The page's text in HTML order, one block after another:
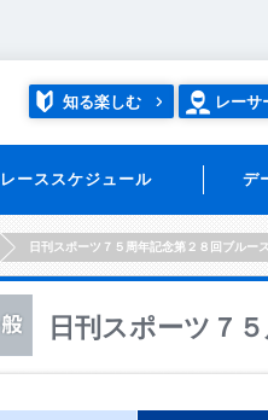
知る楽しむ レーサ
レーススケジュール デ
日刊スポーツ７５周年記念第２８回ブルー
日刊スポーツ７